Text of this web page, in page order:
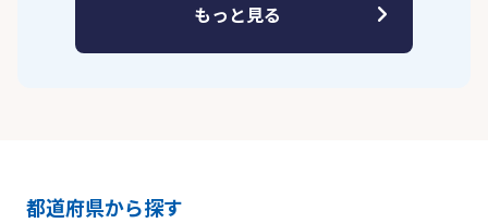
もっと見る
都道府県から探す